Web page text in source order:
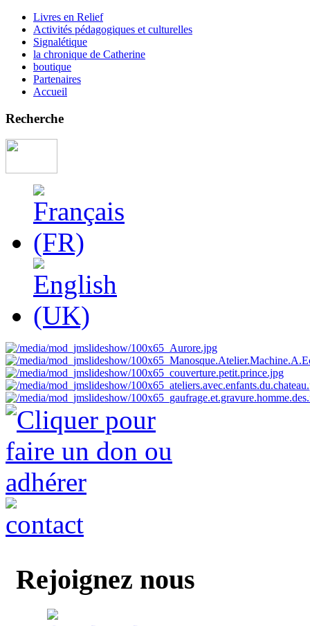
Livres en Relief
Activités pédagogiques et culturelles
Signalétique
la chronique de Catherine
boutique
Partenaires
Accueil
Recherche
Rejoignez nous